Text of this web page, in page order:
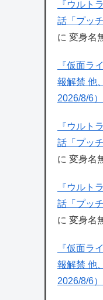
『ウルト
話「プッ
に 変身名
『仮面ラ
報解禁 他
2026/8/6）
『ウルト
話「プッ
に 変身名
『ウルト
話「プッ
に 変身名
『仮面ラ
報解禁 他
2026/8/6）